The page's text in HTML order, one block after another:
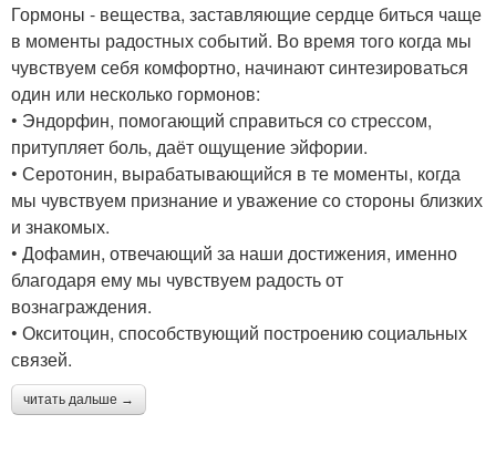
Гормоны - вещества, заставляющие сердце биться чаще
в моменты радостных событий. Во время того когда мы
чувствуем себя комфортно, начинают синтезироваться
один или несколько гормонов:
• Эндорфин, помогающий справиться со стрессом,
притупляет боль, даёт ощущение эйфории.
• Серотонин, вырабатывающийся в те моменты, когда
мы чувствуем признание и уважение со стороны близких
и знакомых.
• Дофамин, отвечающий за наши достижения, именно
благодаря ему мы чувствуем радость от
вознаграждения.
• Окситоцин, способствующий построению социальных
связей.
читать дальше →